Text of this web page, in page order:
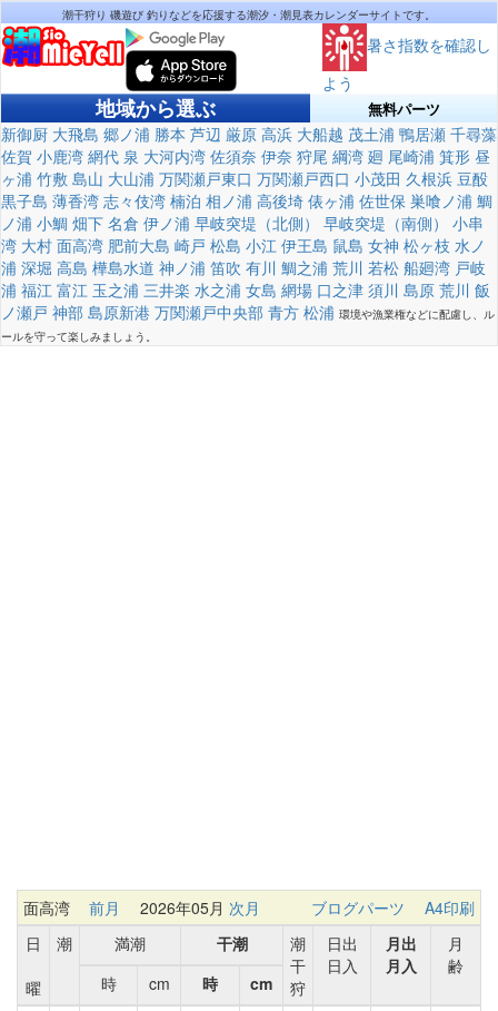
潮干狩り 磯遊び 釣りなどを応援する潮汐・潮見表カレンダーサイトです。
暑さ指数を確認し
よう
地域から選ぶ 無料パーツ
新御厨 大飛島 郷ノ浦 勝本 芦辺 厳原 高浜 大船越 茂土浦 鴨居瀬 千尋藻
佐賀 小鹿湾 網代 泉 大河内湾 佐須奈 伊奈 狩尾 綱湾 廻 尾崎浦 箕形 昼
ヶ浦 竹敷 島山 大山浦 万関瀬戸東口 万関瀬戸西口 小茂田 久根浜 豆酘
黒子島 薄香湾 志々伎湾 楠泊 相ノ浦 高後埼 俵ヶ浦 佐世保 巣喰ノ浦 鯛
ノ浦 小鯛 畑下 名倉 伊ノ浦 早岐突堤（北側） 早岐突堤（南側）
小串
湾 大村 面高湾 肥前大島 崎戸 松島 小江 伊王島 鼠島 女神 松ヶ枝 水ノ
浦 深堀 高島 樺島水道 神ノ浦 笛吹 有川 鯛之浦 荒川 若松 船廻湾 戸岐
浦 福江 富江 玉之浦 三井楽 水之浦 女島 網場 口之津 須川 島原 荒川 飯
ノ瀬戸 神部 島原新港 万関瀬戸中央部 青方 松浦 環境や漁業権などに配慮し、ル
ールを守って楽しみましょう。
面高湾 前月 2026年05月 次月 ブログパーツ
A4印刷
日
曜
潮 満潮 干潮
潮
干
狩
日出
日入
月出
月入
月
齢
時
cm 時
cm